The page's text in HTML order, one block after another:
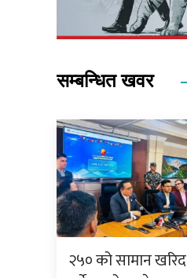
सम्बन्धित खवर
२५० को सामान खरिद